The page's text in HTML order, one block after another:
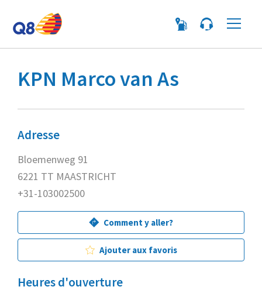
KPN Marco van As
Adresse
Bloemenweg 91
6221 TT MAASTRICHT
+31-103002500
Comment y aller?
Ajouter aux favoris
Heures d'ouverture